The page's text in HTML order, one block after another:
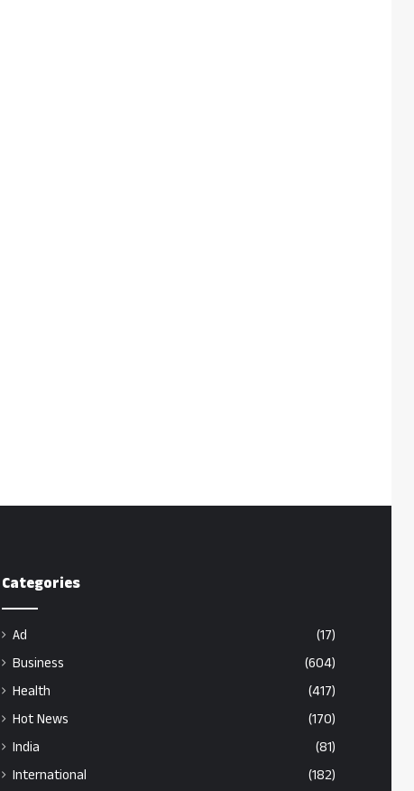
Categories
Ad
(17)
Business
(604)
Health
(417)
Hot News
(170)
India
(81)
International
(182)